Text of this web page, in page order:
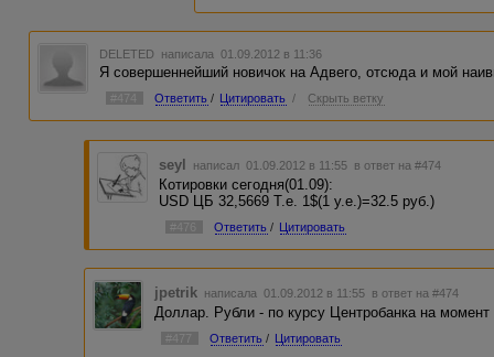
DELETED написала 01.09.2012 в 11:36
Я совершеннейший новичок на Адвего, отсюда и мой
#474 Ответить / Цитировать / Скрыть ветку
seyl написал 01.09.2012 в 11:55 в ответ на #474
Котировки сегодня(01.09):
USD ЦБ 32,5669 Т.е. 1$(1 у.е.)=32.5 руб.)
#476 Ответить / Цитировать
jpetrik написала 01.09.2012 в 11:55 в ответ на #474
Доллар. Рубли - по курсу Центробанка на момент
#477 Ответить / Цитировать